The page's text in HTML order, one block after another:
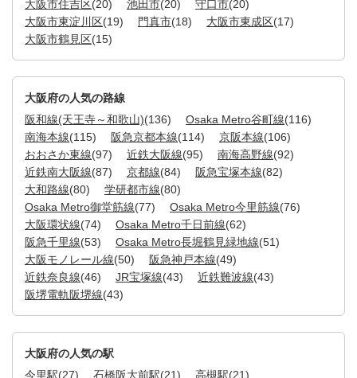
大阪市住吉区(20) 池田市(20) 守口市(20)
大阪市東淀川区(19) 門真市(18) 大阪市東成区(17)
大阪市鶴見区(15)
大阪府の人気の路線
阪和線(天王寺～和歌山)(136) Osaka Metro谷町線(116)
南海本線(115) 阪急京都本線(114) 京阪本線(106)
おおさか東線(97) 近鉄大阪線(95) 南海高野線(92)
近鉄南大阪線(87) 京都線(84) 阪急宝塚本線(82)
大和路線(80) 学研都市線(80)
Osaka Metro御堂筋線(77) Osaka Metro今里筋線(76)
大阪環状線(74) Osaka Metro千日前線(62)
阪急千里線(53) Osaka Metro長堀鶴見緑地線(51)
大阪モノレール線(50) 阪急神戸本線(49)
近鉄奈良線(46) JR宝塚線(43) 近鉄難波線(43)
阪堺電軌阪堺線(43)
大阪府の人気の駅
今里駅(27) 石橋阪大前駅(21) 高槻駅(21)